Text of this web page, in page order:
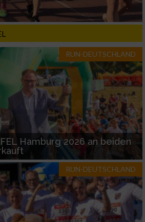
RUN-DEUTSCHLAND
Hamburg 2026 an beiden
RUN-DEUTSCHLAND
angeforderten